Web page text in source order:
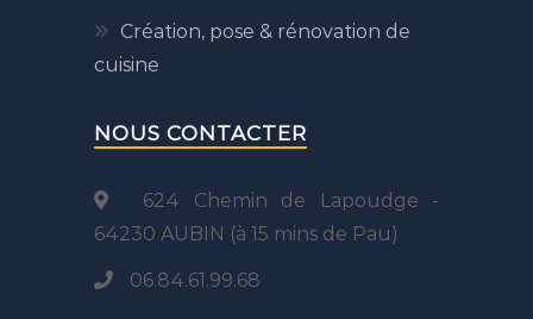
Création, pose & rénovation de
cuisine
NOUS CONTACTER
624 Chemin de Lapoudge -
64230 AUBIN (à 15 mins de Pau)
06.84.61.99.68